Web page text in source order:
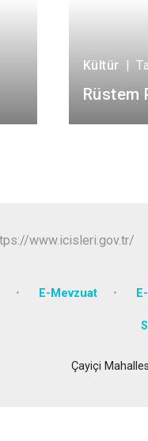
Kültür |
Rüstem
E-Mevzuat
Çayiçi